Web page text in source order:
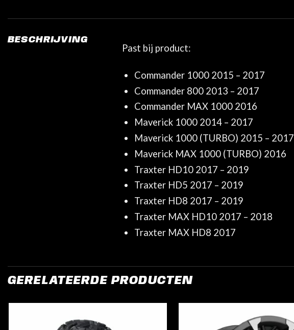
BESCHRIJVING
Past bij product:
Commander 1000 2015 – 2017
Commander 800 2013 – 2017
Commander MAX 1000 2016
Maverick 1000 2014 – 2017
Maverick 1000 (TURBO) 2015 – 2017
Maverick MAX 1000 (TURBO) 2016
Traxter HD10 2017 – 2019
Traxter HD5 2017 – 2019
Traxter HD8 2017 – 2019
Traxter MAX HD10 2017 – 2018
Traxter MAX HD8 2017
GERELATEERDE PRODUCTEN